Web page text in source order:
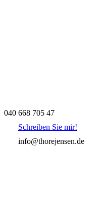
040 668 705 47
Schreiben Sie mir!
info@thorejensen.de